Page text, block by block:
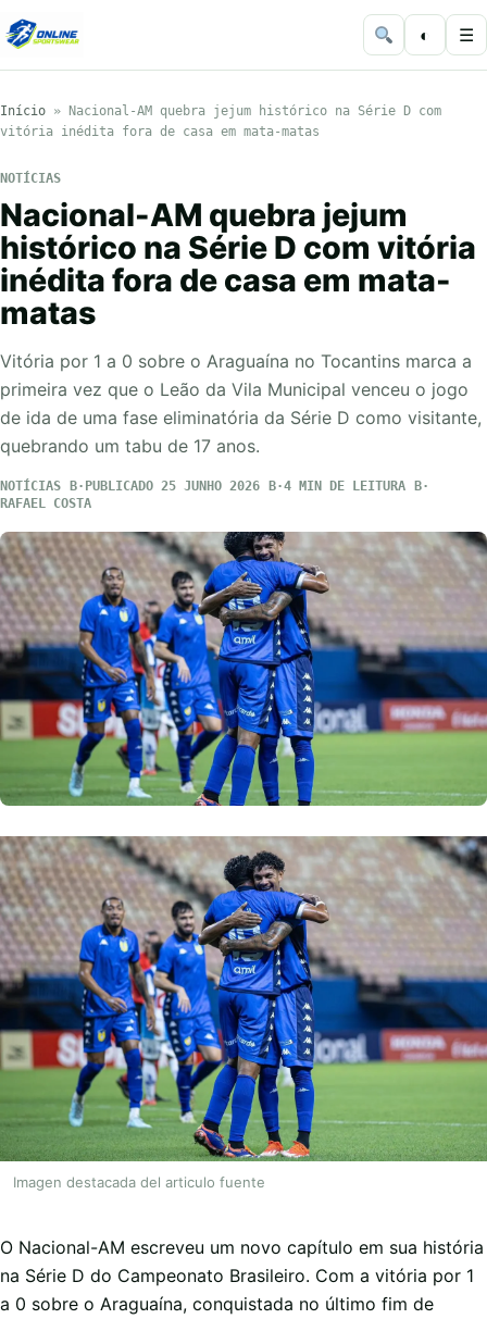
◐ ☰
Início »
Nacional-AM quebra jejum histórico na Série D com
vitória inédita fora de casa em mata-matas
NOTÍCIAS
Nacional-AM quebra jejum
histórico na Série D com vitória
inédita fora de casa em mata-
matas
Vitória por 1 a 0 sobre o Araguaína no Tocantins marca a
primeira vez que o Leão da Vila Municipal venceu o jogo
de ida de uma fase eliminatória da Série D como visitante,
quebrando um tabu de 17 anos.
NOTÍCIAS PUBLICADO 25 JUNHO 2026
4 MIN DE LEITURA
RAFAEL COSTA
Imagen destacada del articulo fuente
O Nacional-AM escreveu um novo capítulo em sua história
na Série D do Campeonato Brasileiro. Com a vitória por 1
a 0 sobre o Araguaína, conquistada no último fim de